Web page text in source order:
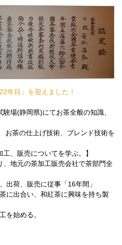
年目」を迎えました！
場(静岡県)にてお茶全般の知識、
お茶の仕上げ技術、ブレンド技術を
工、販売についてを学ぶ。】
、地元の茶加工販売会社で茶部門全
出荷、販売に従事「16年間」
に出合い、和紅茶に興味を持ち製
を始める。